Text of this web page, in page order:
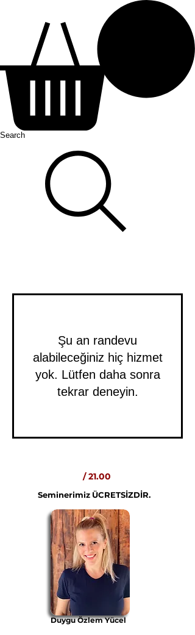
Search
Şu an randevu
alabileceğiniz hiç hizmet
yok. Lütfen daha sonra
tekrar deneyin.
/ 21.00
Seminerimiz ÜCRETSİZDİR.
Duygu Özlem Yücel